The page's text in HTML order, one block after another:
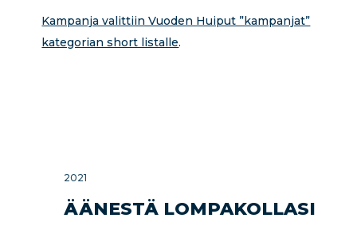
Kampanja valittiin Vuoden Huiput ”kampanjat”
kategorian short listalle.
2021
ÄÄNESTÄ LOMPAKOLLASI